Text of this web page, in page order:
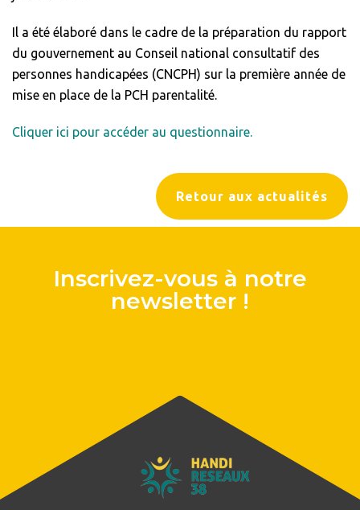
Retour aux actualités
Il a été élaboré dans le cadre de la préparation du rapport
du gouvernement au Conseil national consultatif des
personnes handicapées (CNCPH) sur la première année de
mise en place de la PCH parentalité.
Cliquer ici pour accéder au questionnaire.
Inscrivez-vous à notre
newsletter !